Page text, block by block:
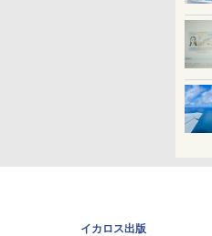
イカロス出版